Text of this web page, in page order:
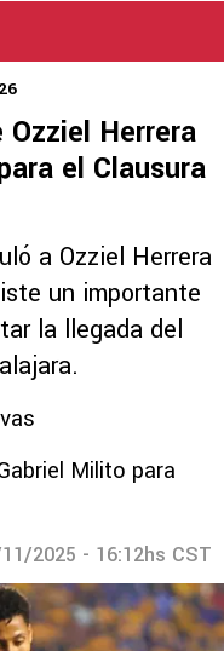
Herrera
el Clausura
a Ozziel Herrera
un importante
la llegada del
Milito para
2025 - 16:12hs CST